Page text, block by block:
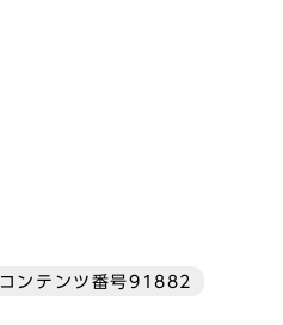
コンテンツ番号91882